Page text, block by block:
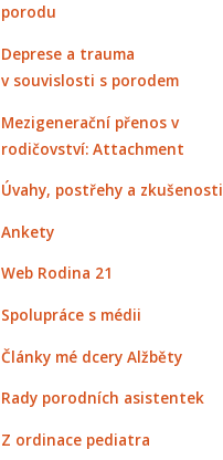
porodu
Deprese a trauma
v souvislosti s porodem
Mezigenerační přenos v
rodičovství: Attachment
Úvahy, postřehy a zkušenosti
Ankety
Web Rodina 21
Spolupráce s médii
Články mé dcery Alžběty
Rady porodních asistentek
Z ordinace pediatra